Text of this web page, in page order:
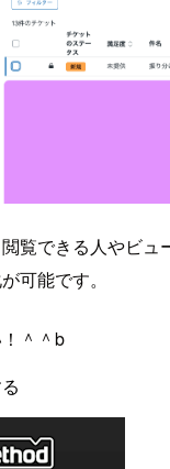
覧できる人やビュ
可能です。
＾＾b